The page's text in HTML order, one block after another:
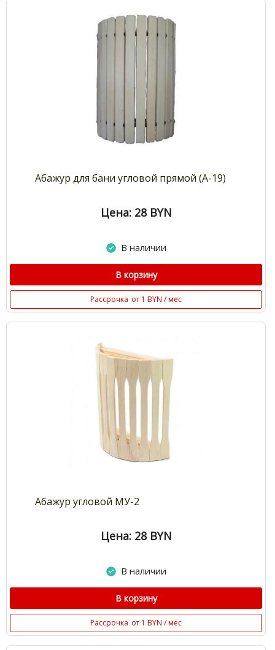
Абажур для бани угловой прямой (А-19)
Цена: 28 BYN
В наличии
В корзину
Рассрочка от 1 BYN / мес
Абажур угловой МУ-2
Цена: 28 BYN
В наличии
В корзину
Рассрочка от 1 BYN / мес